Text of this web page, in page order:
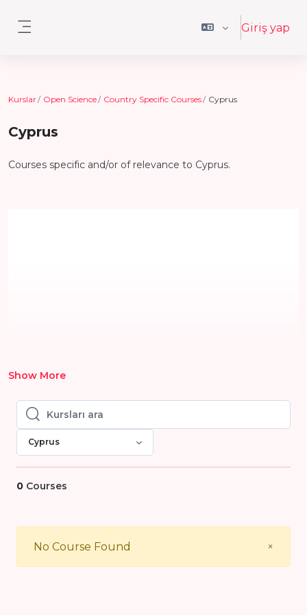
Giriş yap
Kurslar Open Science Country Specific Courses Cyprus
Cyprus
Courses specific and/or of relevance to Cyprus.
Show More
Kursları ara
Kursları ara
Cyprus
0 Courses
×
No Course Found